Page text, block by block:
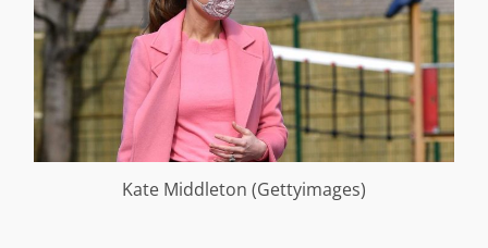
Kate Middleton (Gettyimages)